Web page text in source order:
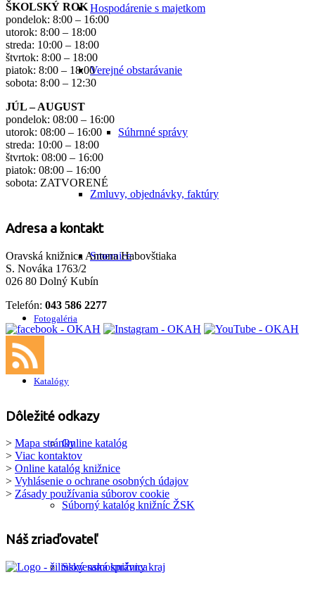
Hospodárenie s majetkom
Verejné obstarávanie
Súhrnné správy
Zmluvy, objednávky, faktúry
Smernice
Fotogaléria
Katalógy
Online katalóg
Súborný katalóg knižníc ŽSK
Slovenská knižnica
ŠKOLSKÝ ROK
pondelok: 8:00 – 16:00
utorok: 8:00 – 18:00
streda: 10:00 – 18:00
štvrtok: 8:00 – 18:00
piatok: 8:00 – 18:00
sobota: 8:00 – 12:30
JÚL – AUGUST
pondelok: 08:00 – 16:00
utorok: 08:00 – 16:00
streda: 10:00 – 18:00
štvrtok: 08:00 – 16:00
piatok: 08:00 – 16:00
sobota: ZATVORENÉ
Adresa a kontakt
Oravská knižnica Antona Habovštiaka
S. Nováka 1763/2
026 80 Dolný Kubín
Telefón: 043 586 2277
Dôležité odkazy
> Mapa stránky
> Viac kontaktov
> Online katalóg knižnice
> Vyhlásenie o ochrane osobných údajov
> Zásady používania súborov cookie
Náš zriaďovateľ